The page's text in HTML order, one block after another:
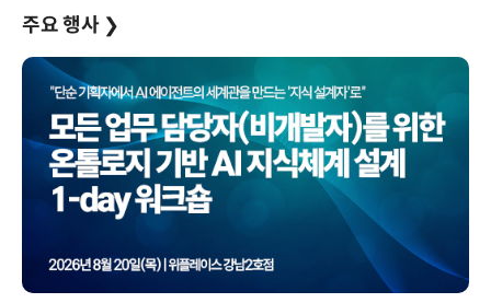
주요 행사 ❯